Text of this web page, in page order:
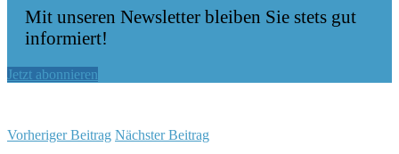
Mit unseren Newsletter bleiben Sie stets gut
informiert!
Jetzt abonnieren
Vorheriger Beitrag Nächster Beitrag